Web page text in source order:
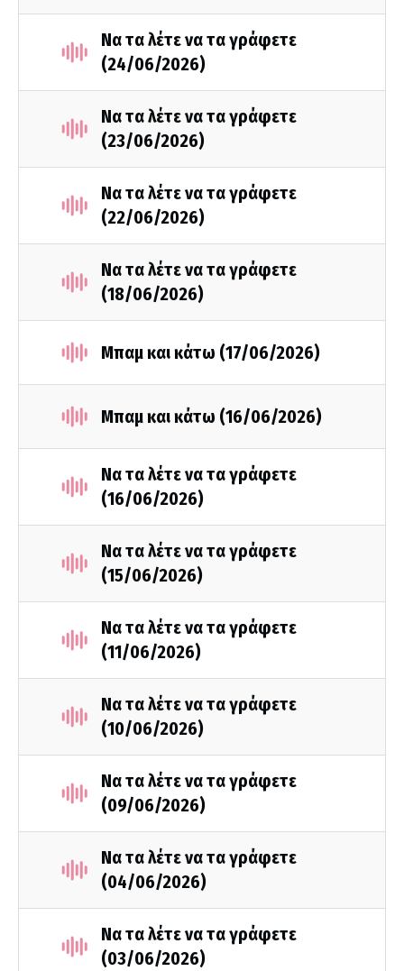
Να τα λέτε να τα γράφετε
(24/06/2026)
Να τα λέτε να τα γράφετε
(23/06/2026)
Να τα λέτε να τα γράφετε
(22/06/2026)
Να τα λέτε να τα γράφετε
(18/06/2026)
Μπαμ και κάτω (17/06/2026)
Μπαμ και κάτω (16/06/2026)
Να τα λέτε να τα γράφετε
(16/06/2026)
Να τα λέτε να τα γράφετε
(15/06/2026)
Να τα λέτε να τα γράφετε
(11/06/2026)
Να τα λέτε να τα γράφετε
(10/06/2026)
Να τα λέτε να τα γράφετε
(09/06/2026)
Να τα λέτε να τα γράφετε
(04/06/2026)
Να τα λέτε να τα γράφετε
(03/06/2026)